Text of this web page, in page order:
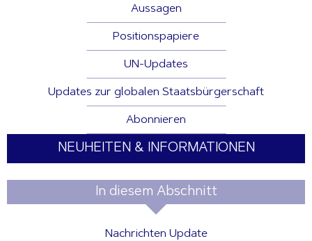
Aussagen
Positionspapiere
UN-Updates
Updates zur globalen Staatsbürgerschaft
Abonnieren
NEUHEITEN & INFORMATIONEN
In diesem Abschnitt
Nachrichten Update